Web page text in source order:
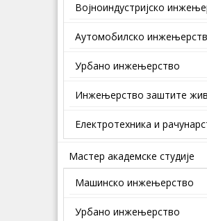
Војноиндустријско
Аутомобилско
Урбано инжењерство
Инжењерство заштите
Електротехника и
Мастер академске студије
Машинско инжењерство
Урбано инжењерство